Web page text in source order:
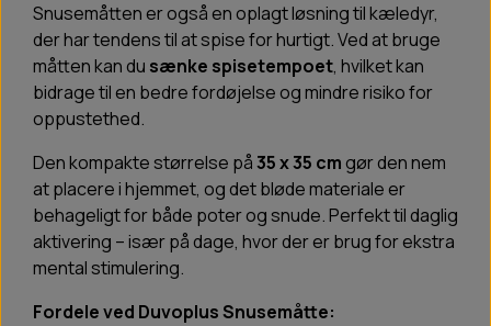
Snusemåtten er også en oplagt løsning til kæledyr,
der har tendens til at spise for hurtigt. Ved at bruge
måtten kan du sænke spisetempoet, hvilket kan
bidrage til en bedre fordøjelse og mindre risiko for
oppustethed.
Den kompakte størrelse på35 x 35 cmgør den nem
at placere i hjemmet, og det bløde materiale er
behageligt for både poter og snude. Perfekt til daglig
aktivering – især på dage, hvor der er brug for ekstra
mental stimulering.
Fordele ved Duvoplus Snusemåtte: